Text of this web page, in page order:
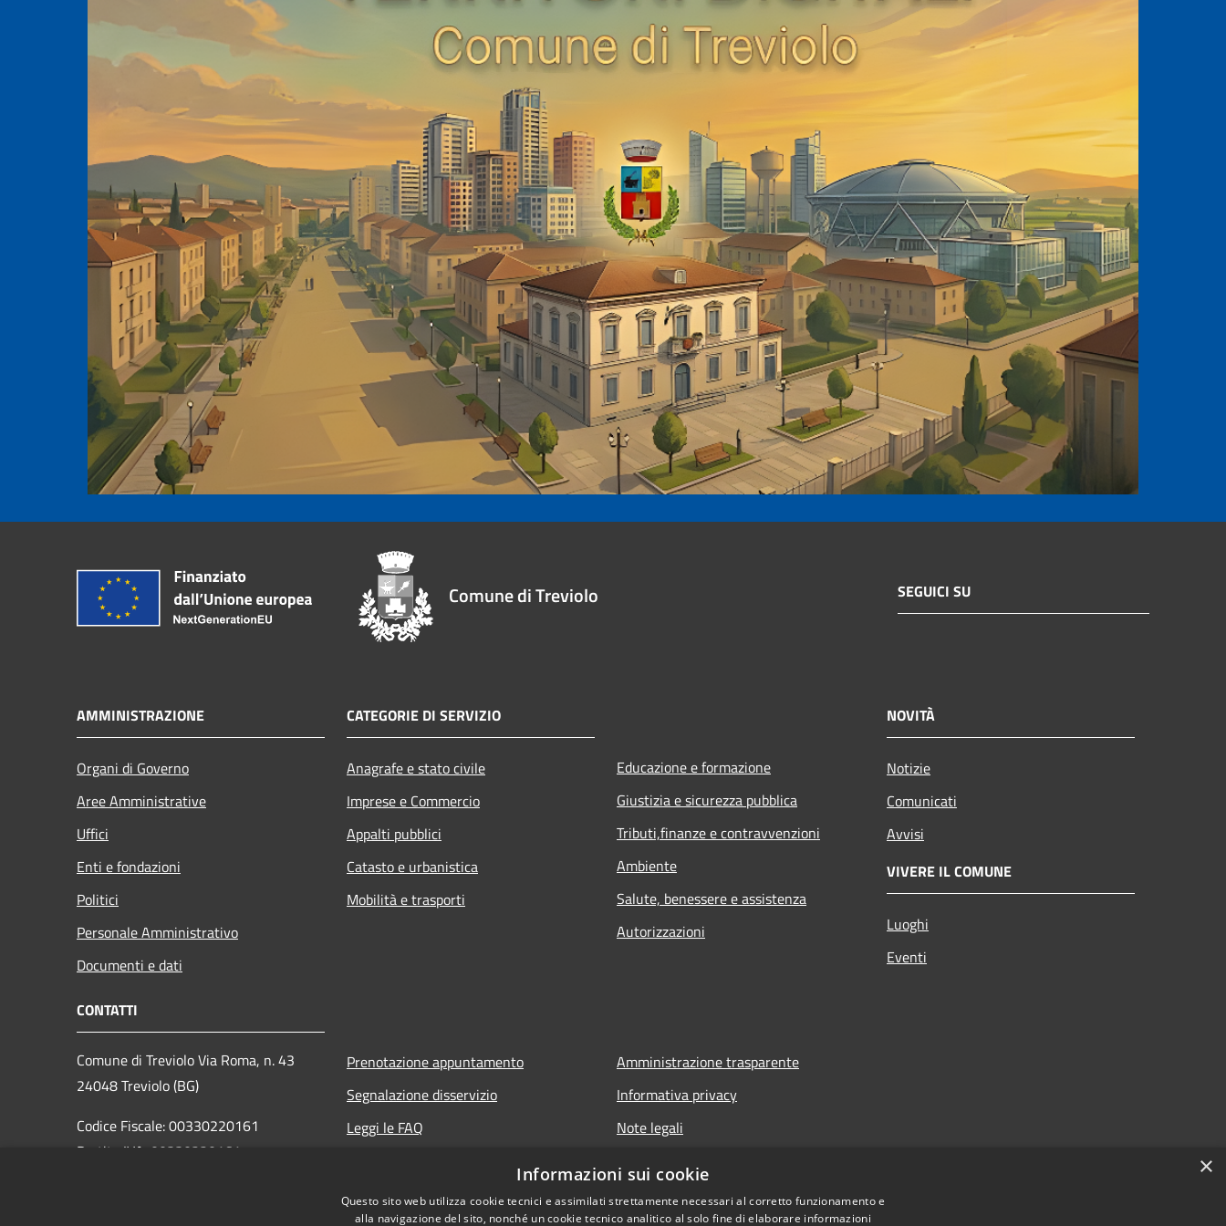
Comune di Treviolo SEGUICI SU
AMMINISTRAZIONE
Organi di Governo
Aree Amministrative
Uffici
Enti e fondazioni
Politici
Personale Amministrativo
Documenti e dati
CATEGORIE DI SERVIZIO
Anagrafe e stato civile
Imprese e Commercio
Appalti pubblici
Catasto e urbanistica
Mobilità e trasporti
Educazione e formazione
Giustizia e sicurezza pubblica
Tributi,finanze e contravvenzioni
Ambiente
Salute, benessere e assistenza
Autorizzazioni
NOVITÀ
Notizie
Comunicati
Avvisi
VIVERE IL COMUNE
Luoghi
Eventi
CONTATTI
Comune di Treviolo Via Roma, n. 43
24048 Treviolo (BG)
Codice Fiscale: 00330220161
Partita IVA: 00330220161
Prenotazione appuntamento
Segnalazione disservizio
Leggi le FAQ
Amministrazione trasparente
Informativa privacy
Note legali
×
Informazioni sui cookie
Questo sito web utilizza cookie tecnici e assimilati strettamente necessari al corretto funzionamento e
alla navigazione del sito, nonché un cookie tecnico analitico al solo fine di elaborare informazioni